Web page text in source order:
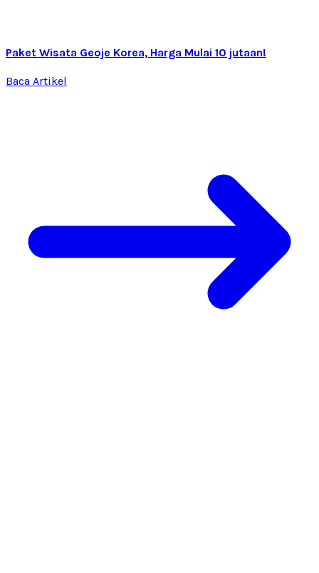
Paket Wisata Geoje Korea, Harga Mulai 10 jutaan!
Baca Artikel